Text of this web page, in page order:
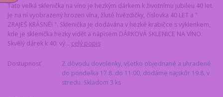
Tato velká sklenička na víno je hezkým dárkem k životnímu jubileu 40 let.
Je na ní vyobrazený hrozen vína, žluté hvězdičky, číslovka 40 LET a "
ZRAJEŠ KRÁSNĚ! ". Sklenička je dodávána v hezké krabičce s výklenkem,
kde je sklenička hezky vidět a nápisem DÁRKOVÁ SKLENICE NA VÍNO.
Skvělý dárek k 40. vý... celý popis
Dostupnosť
Z dôvodu dovolenky, všetko objednané a uhradené
do pondelka 17.8. do 11:00, dodáme najskôr 19.8. v
stredu. Skladom 3 ks